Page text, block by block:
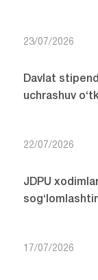
23/07/2026
Davlat
uchrashuv
22/07/2026
JDPU
17/07/2026